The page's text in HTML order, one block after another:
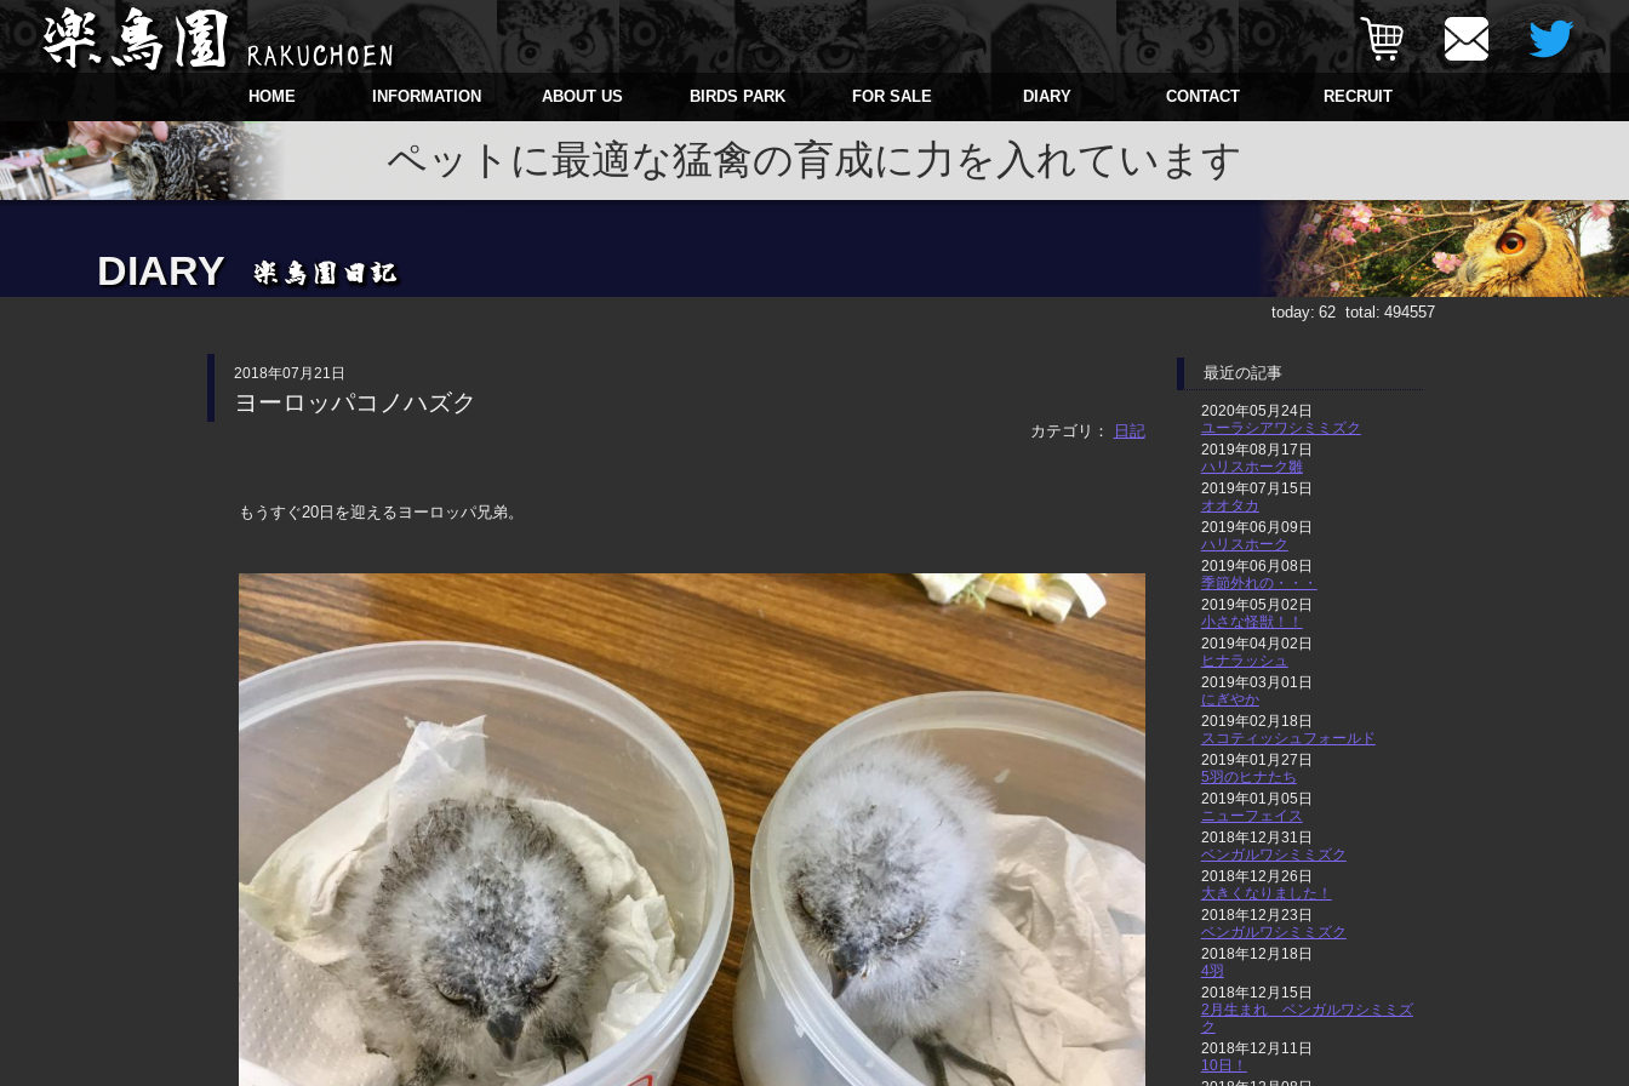
HOME INFORMATION ABOUT US BIRDS PARK FOR SALE DIARY CONTACT RECRUIT
ペットに最適な猛禽の育成に力を入れています
DIARY
today: 62 total: 494557
2018年07月21日
ヨーロッパコノハズク
カテゴリ： 日記
もうすぐ20日を迎えるヨーロッパ兄弟。
最近の記事
2020年05月24日
ユーラシアワシミミズク
2019年08月17日
ハリスホーク雛
2019年07月15日
オオタカ
2019年06月09日
ハリスホーク
2019年06月08日
季節外れの・・・
2019年05月02日
小さな怪獣！！
2019年04月02日
ヒナラッシュ
2019年03月01日
にぎやか
2019年02月18日
スコティッシュフォールド
2019年01月27日
5羽のヒナたち
2019年01月05日
ニューフェイス
2018年12月31日
ベンガルワシミミズク
2018年12月26日
大きくなりました！
2018年12月23日
ベンガルワシミミズク
2018年12月18日
4羽
2018年12月15日
2月生まれ ベンガルワシミミズ
ク
2018年12月11日
10日！